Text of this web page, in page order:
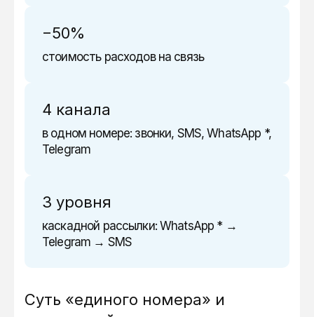
−50%
стоимость расходов на связь
4 канала
в одном номере: звонки, SMS, WhatsApp *,
Telegram
3 уровня
каскадной рассылки: WhatsApp * →
Telegram → SMS
Суть «единого номера» и